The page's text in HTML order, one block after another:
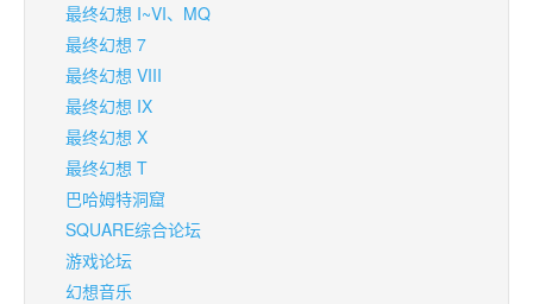
最终幻想 I~VI、MQ
最终幻想 7
最终幻想 VIII
最终幻想 IX
最终幻想 X
最终幻想 T
巴哈姆特洞窟
SQUARE综合论坛
游戏论坛
幻想音乐